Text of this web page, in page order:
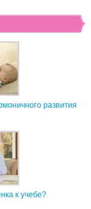
развития
к учебе?